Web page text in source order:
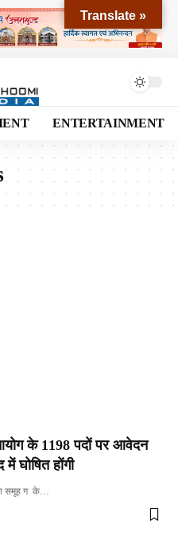
ENTERTAINMENT
के 1198 पदों पर आवेदन
घोषित होंगी
समूह ग के…
Translate »